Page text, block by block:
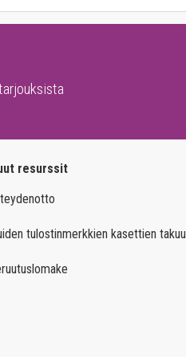
resurssit
tulostinmerkkien kasettien takuu